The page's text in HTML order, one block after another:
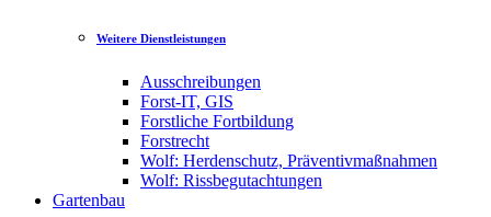
Weitere Dienstleistungen
Ausschreibungen
Forst-IT, GIS
Forstliche Fortbildung
Forstrecht
Wolf: Herdenschutz, Präventivmaßnahmen
Wolf: Rissbegutachtungen
Gartenbau